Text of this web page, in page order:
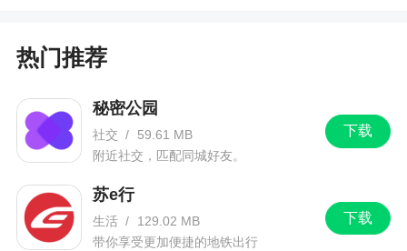
热门推荐
下载
秘密公园
社交 /
59.61 MB
附近社交，匹配同城好友。
下载
苏e行
生活 /
129.02 MB
带你享受更加便捷的地铁出行